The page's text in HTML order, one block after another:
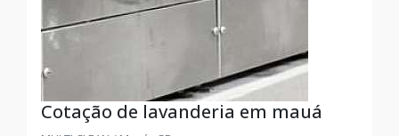
Cotação de lavanderia em mauá